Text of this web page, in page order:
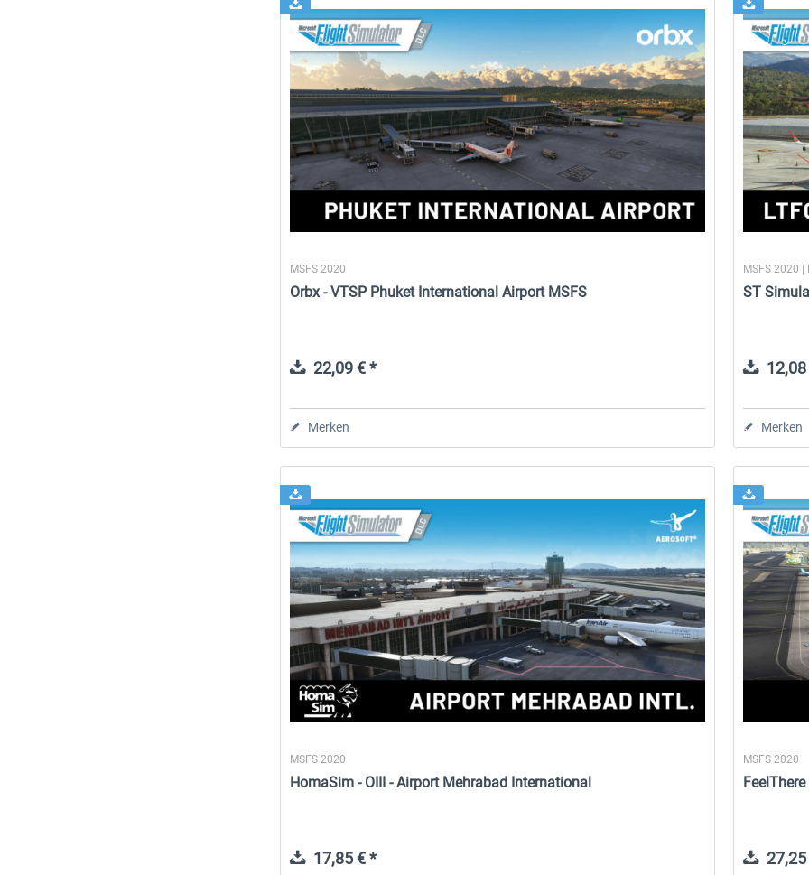
MSFS 2020
Orbx - VTSP Phuket International Airport MSFS
22,09 € *
Merken
MSFS 2020 |
ST
Merken
MSFS 2020
HomaSim - OIII - Airport Mehrabad International
17,85 € *
MSFS 2020